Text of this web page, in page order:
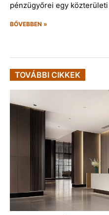
pénzügyőrei egy
BŐVEBBEN »
TOVÁBBI CIKKEK